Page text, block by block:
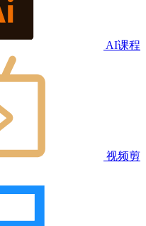
AI课程
视频剪